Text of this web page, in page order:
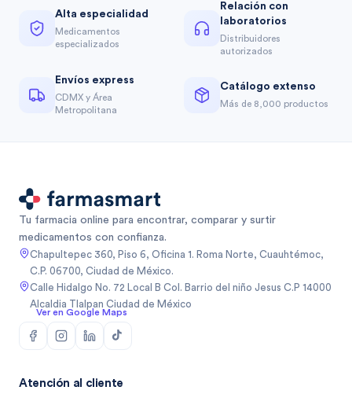
Alta especialidad
Medicamentos
especializados
Relación con
laboratorios
Distribuidores
autorizados
Envíos express
CDMX y Área
Metropolitana
Catálogo extenso
Más de 8,000 productos
Tu farmacia online para encontrar, comparar y surtir
medicamentos con confianza.
Chapultepec 360, Piso 6, Oficina 1. Roma Norte, Cuauhtémoc,
C.P. 06700, Ciudad de México.
Calle Hidalgo No. 72 Local B Col. Barrio del niño Jesus C.P 14000
Alcaldia Tlalpan Ciudad de México
Ver en Google Maps
Atención al cliente